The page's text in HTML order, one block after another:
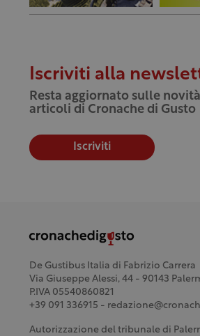
Iscriviti alla
Resta aggiornato sulle
articoli di Cronache di Gusto
Iscriviti
De Gustibus Italia di Fabrizio Carrera
Via Giuseppe Alessi, 44 - 90143
P.IVA 05540860821
+39 091 336915 -
Autorizzazione del tribunale di